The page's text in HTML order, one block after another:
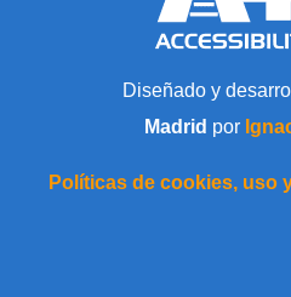
Diseñado y
Madrid por
Políticas de cookies, uso